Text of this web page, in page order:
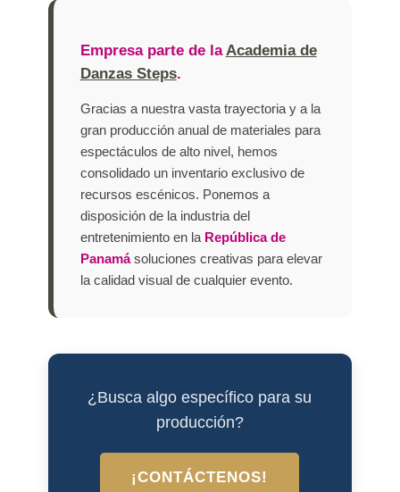
Empresa parte de la Academia de
Danzas Steps.
Gracias a nuestra vasta trayectoria y a la
gran producción anual de materiales para
espectáculos de alto nivel, hemos
consolidado un inventario exclusivo de
recursos escénicos. Ponemos a
disposición de la industria del
entretenimiento en la República de
Panamásoluciones creativas para elevar
la calidad visual de cualquier evento.
¿Busca algo específico para su
producción?
¡CONTÁCTENOS!